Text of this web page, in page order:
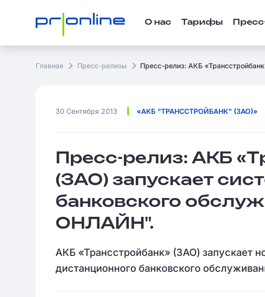
О нас Тарифы
Главная Пресс-релизы Пресс-релиз: АКБ
30 Сентября 2013 «АКБ "ТРАНССТРОЙБАНК" (ЗАО)»
Пресс-релиз: АКБ
(ЗАО) запускает
банковского
ОНЛАЙН".
АКБ «Трансстройбанк» (ЗАО) запускает
дистанционного банковского